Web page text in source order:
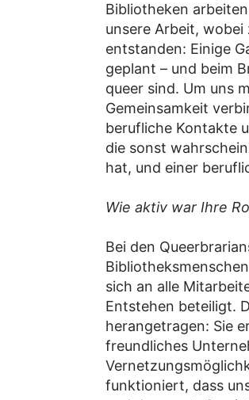
Bibliotheken
unsere Arbeit, wobei
entstanden: Einige
geplant – und beim
queer sind. Um uns
Gemeinsamkeit
berufliche Kontakte
die sonst
hat, und einer
Wie aktiv war Ihre
Bei den
sich an alle
Entstehen beteiligt.
herangetragen: Sie
freundliches
funktioniert, dass